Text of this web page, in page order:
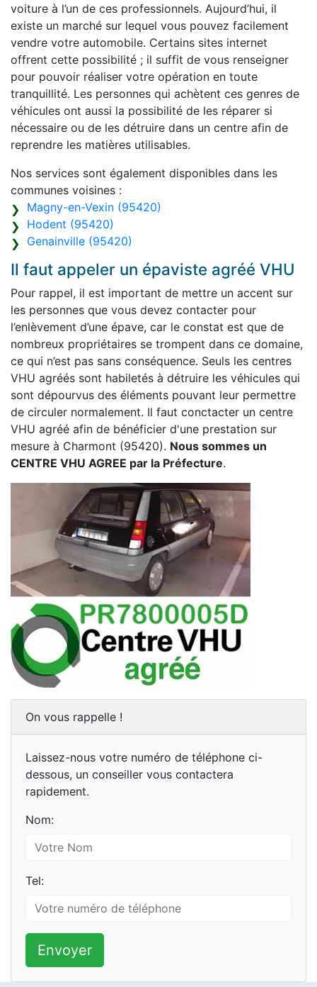
voiture à l’un de ces professionnels. Aujourd’hui, il
existe un marché sur lequel vous pouvez facilement
vendre votre automobile. Certains sites internet
offrent cette possibilité ; il suffit de vous renseigner
pour pouvoir réaliser votre opération en toute
tranquillité. Les personnes qui achètent ces genres de
véhicules ont aussi la possibilité de les réparer si
nécessaire ou de les détruire dans un centre afin de
reprendre les matières utilisables.
Nos services sont également disponibles dans les
communes voisines :
Magny-en-Vexin (95420)
Hodent (95420)
Genainville (95420)
Il faut appeler un épaviste agréé VHU
Pour rappel, il est important de mettre un accent sur
les personnes que vous devez contacter pour
l’enlèvement d’une épave, car le constat est que de
nombreux propriétaires se trompent dans ce domaine,
ce qui n’est pas sans conséquence. Seuls les centres
VHU agréés sont habiletés à détruire les véhicules qui
sont dépourvus des éléments pouvant leur permettre
de circuler normalement. Il faut conctacter un centre
VHU agréé afin de bénéficier d'une prestation sur
mesure à Charmont (95420). Nous sommes un
CENTRE VHU AGREE par la Préfecture.
On vous rappelle !
Laissez-nous votre numéro de téléphone ci-
dessous, un conseiller vous contactera
rapidement.
Nom:
Tel:
Envoyer